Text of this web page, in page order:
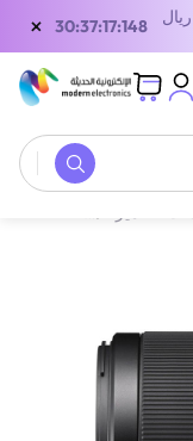
توصيل مجاني للطلبات التي تزيد قيمتها عن 99 ريال
30:37:17:148
×